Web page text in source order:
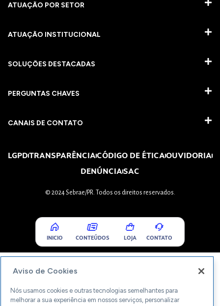
ATUAÇÃO POR SETOR
ATUAÇÃO INSTITUCIONAL
SOLUÇÕES DESTACADAS
PERGUNTAS CHAVES​
CANAIS DE CONTATO
LGPDTRANSPARÊNCIACÓDIGO DE ÉTICAOUVIDORIA
DENÚNCIASAC
© 2024 Sebrae/PR. Todos os direitos reservados.
INICIO CONTEÚDOS LOJA CONTATO
Aviso de Cookies
Nós usamos cookies e outras tecnologias semelhantes para
melhorar a sua experiência em nossos serviços, personalizar